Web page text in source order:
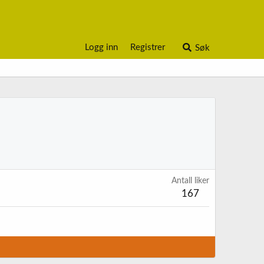
Logg inn Registrer Søk
Antall liker
167